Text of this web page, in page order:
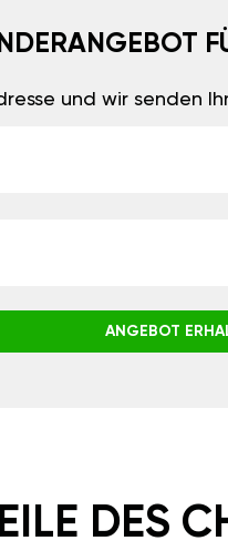
und wir senden
ANGEBOT
DES